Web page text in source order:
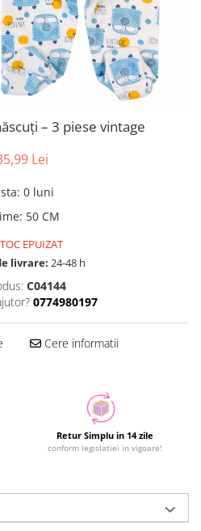
– 3 piese vintage
Lei
: 0 luni
: 50 CM
EPUIZAT
livrare: 24-48 h
C04144
0774980197
Cere informatii
Retur Simplu in 14 zile
conform legislatiei in vigoare!